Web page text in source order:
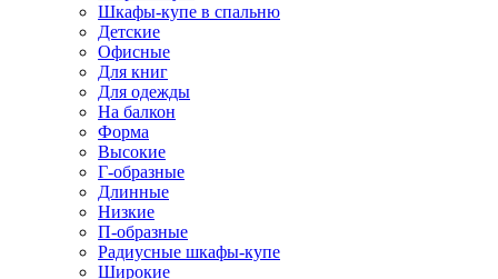
Шкафы-купе в спальню
Детские
Офисные
Для книг
Для одежды
На балкон
Форма
Высокие
Г-образные
Длинные
Низкие
П-образные
Радиусные шкафы-купе
Широкие